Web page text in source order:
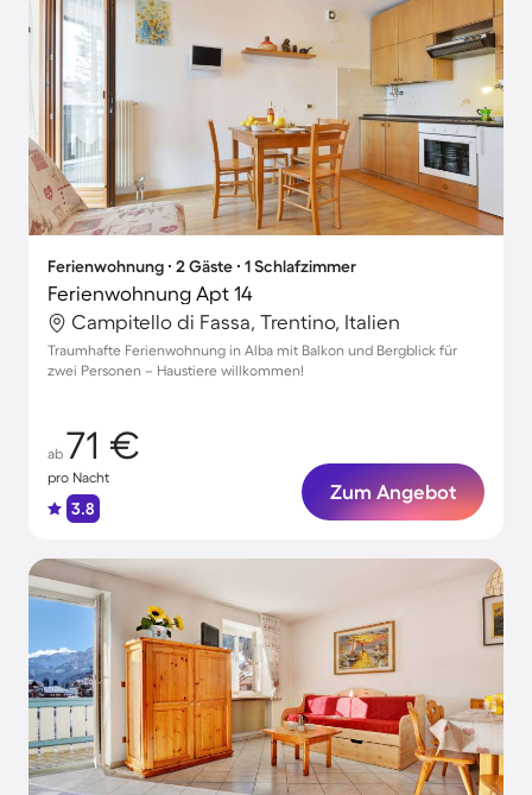
Ferienwohnung ∙ 2 Gäste ∙ 1 Schlafzimmer
Ferienwohnung Apt 14
Campitello di Fassa, Trentino, Italien
Traumhafte Ferienwohnung in Alba mit Balkon und Bergblick für
zwei Personen – Haustiere willkommen!
ab 71 €
pro Nacht
3.8
Zum Angebot